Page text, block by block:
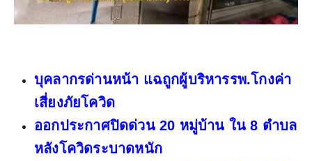
บุคลากรด่านหน้า แฉถูกผู้บริหารรพ.โกงค่า
เสี่ยงภัยโควิด
ออกประกาศปิดด่วน 20 หมู่บ้าน ใน 8 ตำบล
หลังโควิดระบาดหนัก